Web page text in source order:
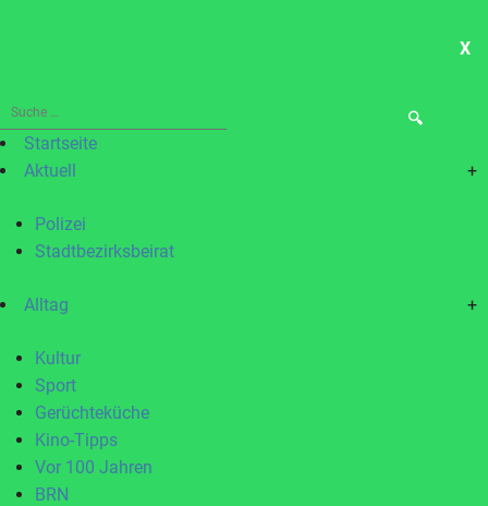
X
Suche
nach:Startseite
Aktuell
+
Polizei
Stadtbezirksbeirat
Alltag +
Kultur
Sport
Gerüchteküche
Kino-Tipps
Vor 100 Jahren
BRN